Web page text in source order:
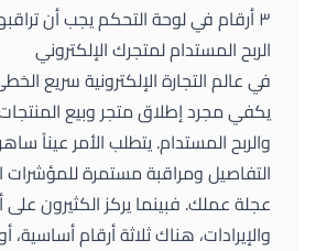
٣ أرقام في لوحة التحكم يجب أن
الربح المستدام لمتجرك الإلكتروني
في عالم التجارة الإلكترونية سريع
يكفي مجرد إطلاق متجر وبيع
والربح المستدام. يتطلب الأمر عيناً
التفاصيل ومراقبة مستمرة للمؤشرات
عجلة عملك. فبينما يركز الكثيرون على
والإيرادات، هناك ثلاثة أرقام أساسية،